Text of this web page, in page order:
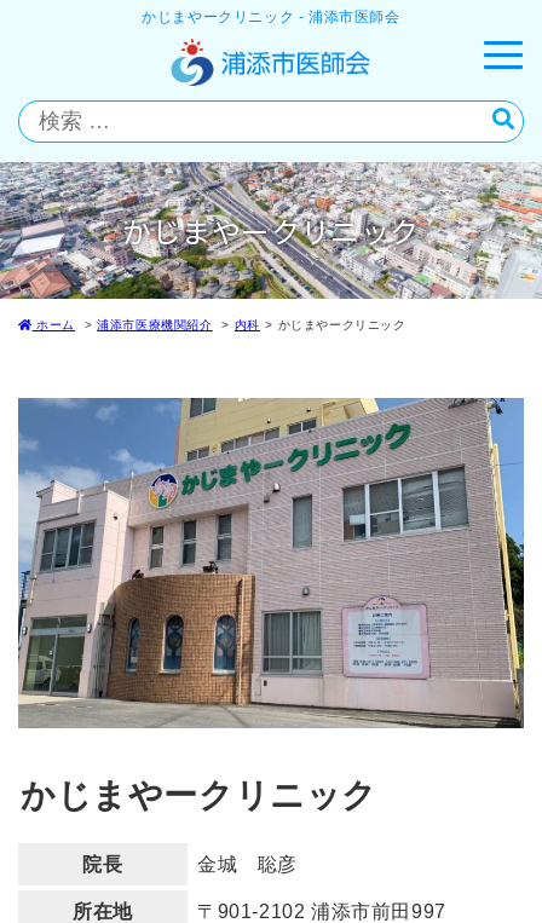
かじまやークリニック - 浦添市医師会
かじまやークリニック
ホーム 浦添市医療機関紹介 内科 かじまやークリニック
かじまやークリニック
院長 金城 聡彦
所在地 〒901-2102 浦添市前田997